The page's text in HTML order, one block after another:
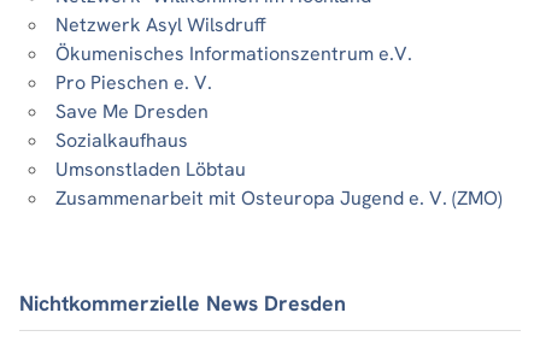
Netzwerk Asyl Wilsdruff
Ökumenisches Informationszentrum e.V.
Pro Pieschen e. V.
Save Me Dresden
Sozialkaufhaus
Umsonstladen Löbtau
Zusammenarbeit mit Osteuropa Jugend e. V. (ZMO)
Nichtkommerzielle News Dresden